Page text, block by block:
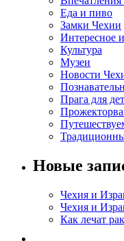
Еда и пиво
Замки Чехии
Интересное
Культура
Музеи
Новости
Прага для
Новые
Чехия и
Чехия и
Как лечат